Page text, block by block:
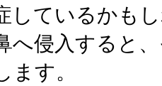
しているかも
へ侵入すると
ます。